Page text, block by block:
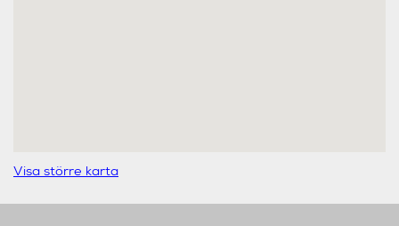
Visa större karta